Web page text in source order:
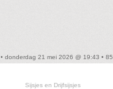
• donderdag 21 mei 2026 @ 19:43 • 85
Sijsjes en Drijfsijsjes